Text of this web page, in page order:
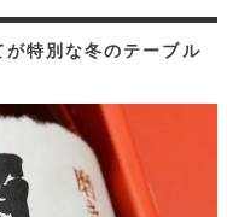
特別な冬のテーブル